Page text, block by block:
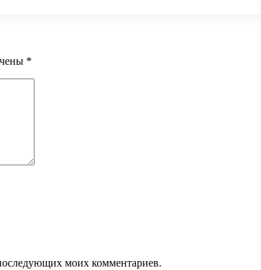
*
моих комментариев.